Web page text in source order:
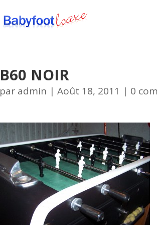
B60 NOIR
par admin |Août 18, 2011 | 0